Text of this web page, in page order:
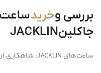
بررسی وخریدساعت
جاکلینJACKLIN
ساعت‌های JACKLIN: شاهکاری از دقت ژاپنی و طراحی بی‌نظیر